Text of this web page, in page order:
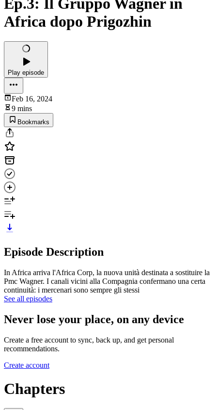
Ep.3: Il Gruppo Wagner in
Africa dopo Prigozhin
Play episode
Feb 16, 2024
9 mins
Bookmarks
Episode Description
In Africa arriva l'Africa Corp, la nuova unità destinata a sostituire la
Pmc Wagner. I canali vicini alla Compagnia confermano una certa
continuità: i mercenari sono sempre gli stessi
See all episodes
Never lose your place, on any device
Create a free account to sync, back up, and get personal
recommendations.
Create account
Chapters